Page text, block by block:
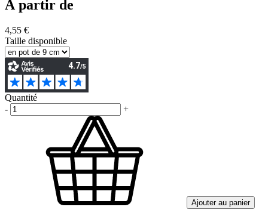
À partir de
4,55 €
Taille disponible
Quantité
-
+
Ajouter au panier